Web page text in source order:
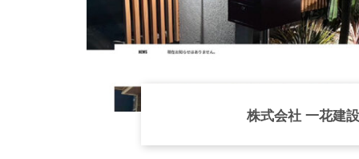
株式会社 一花建設